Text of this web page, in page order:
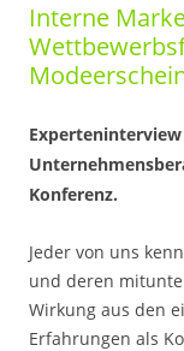
Interne
Konferenz.
Jeder von uns
und deren
Wirkung aus den
Erfahrungen als